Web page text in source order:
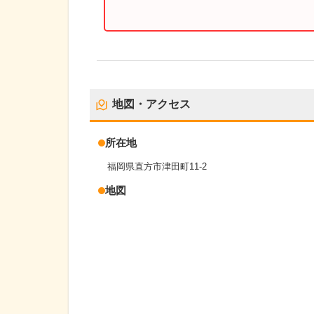
地図・アクセス
所在地
福岡県直方市津田町11-2
地図